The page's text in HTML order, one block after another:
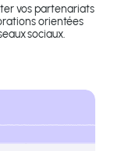
vos partenariats
orientées
sociaux.